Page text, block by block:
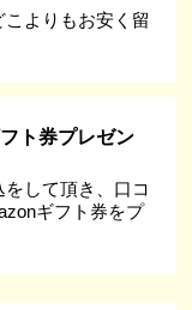
よりもお安く留
ト券プレゼン
して頂き、口コ
ギフト券をプ